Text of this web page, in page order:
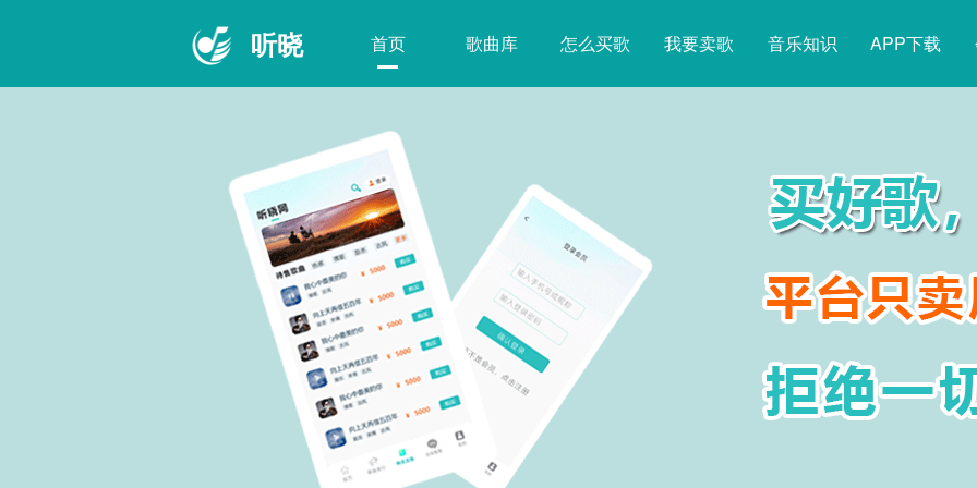
听晓 首页 歌曲库 怎么买歌 我要卖歌 音乐知识 APP下载